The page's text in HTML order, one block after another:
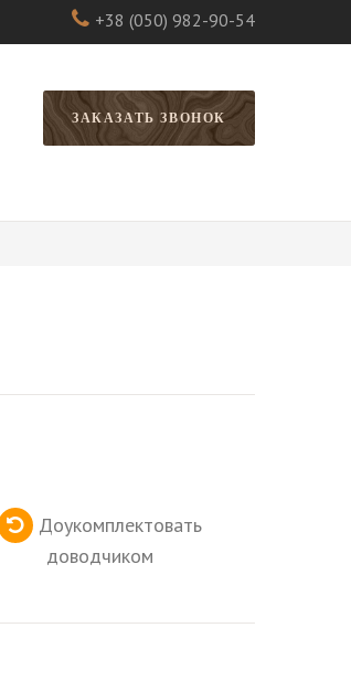
+38 (050) 982-90-54
ЗАКАЗАТЬ ЗВОНОК
Доукомплектовать
доводчиком